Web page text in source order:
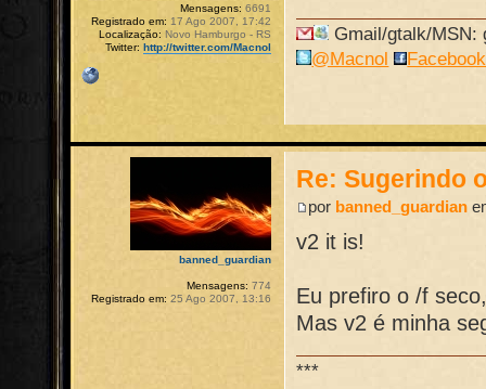
Gmail/gtalk/MSN:
@Macnol
Facebook
Mensagens: 6691
Registrado em: 17 Ago 2007, 17:42
Localização: Novo Hamburgo - RS
Twitter: http://twitter.com/Macnol
Re: Sugerindo
por banned_guardian
v2 it is!
Eu prefiro o /f
Mas v2 é minha
***
banned_guardian
Mensagens: 774
Registrado em: 25 Ago 2007, 13:16